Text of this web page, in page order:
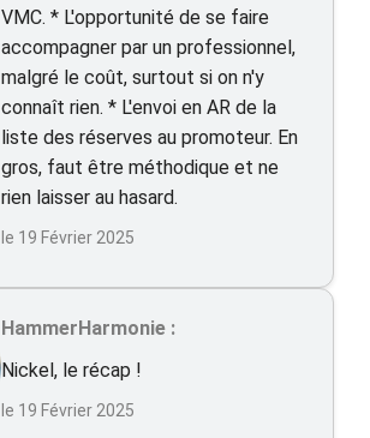
VMC. * L'opportunité de se faire
accompagner par un professionnel,
malgré le coût, surtout si on n'y
connaît rien. * L'envoi en AR de la
liste des réserves au promoteur. En
gros, faut être méthodique et ne
rien laisser au hasard.
le 19 Février 2025
HammerHarmonie :
Nickel, le récap !
le 19 Février 2025